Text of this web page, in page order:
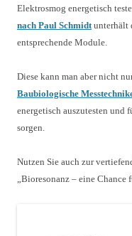
Elektrosmog energetisch
nach Paul Schmidtunterhält
entsprechende Module.
Diese kann man aber nicht
Baubiologische
energetisch auszutesten und
sorgen.
Nutzen Sie auch zur
„Bioresonanz – eine Chance